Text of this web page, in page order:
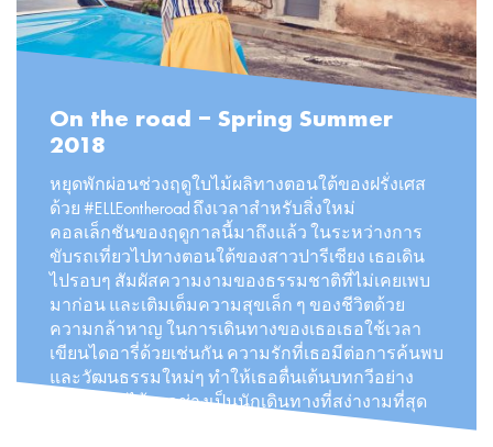
On the road – Spring Summer
2018
หยุดพักผ่อนช่วงฤดูใบไม้ผลิทางตอนใต้ของฝรั่งเศส
ด้วย #ELLEontheroad ถึงเวลาสำหรับสิ่งใหม่
คอลเล็กชันของฤดูกาลนี้มาถึงแล้ว ในระหว่างการ
ขับรถเที่ยวไปทางตอนใต้ของสาวปารีเซียง เธอเดิน
ไปรอบๆ สัมผัสความงามของธรรมชาติที่ไม่เคยเพบ
มาก่อน และเติมเต็มความสุขเล็ก ๆ ของชีวิตด้วย
ความกล้าหาญ ในการเดินทางของเธอเธอใช้เวลา
เขียนไดอารี่ด้วยเช่นกัน ความรักที่เธอมีต่อการค้นพบ
และวัฒนธรรมใหม่ๆ ทำให้เธอตื่นเต้นบทกวีอย่าง
ควบคุมไม่ได้ เธอช่างเป็นนักเดินทางที่สง่างามที่สุด